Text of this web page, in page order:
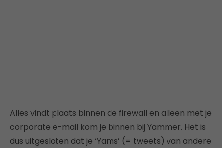
Alles vindt plaats binnen de firewall en alleen met je
corporate e-mail kom je binnen bij Yammer. Het is
dus uitgesloten dat je ‘Yams’ (= tweets) van andere